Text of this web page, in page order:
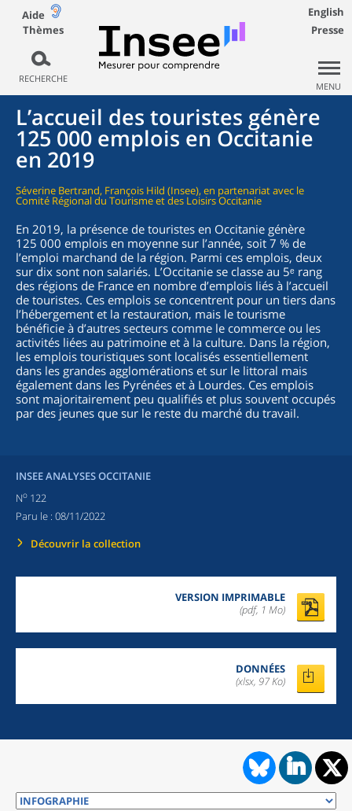
Aide
Thèmes
RECHERCHE
English
Presse
MENU
L’accueil des touristes génère
125 000 emplois en Occitanie
en 2019
Séverine Bertrand, François Hild (Insee), en partenariat avec le
Comité Régional du Tourisme et des Loisirs Occitanie
En 2019, la présence de touristes en Occitanie génère
125 000 emplois en moyenne sur l’année, soit 7 % de
l’emploi marchand de la région. Parmi ces emplois, deux
sur dix sont non salariés. L’Occitanie se classe au 5ᵉ rang
des régions de France en nombre d’emplois liés à l’accueil
de touristes. Ces emplois se concentrent pour un tiers dans
l’hébergement et la restauration, mais le tourisme
bénéficie à d’autres secteurs comme le commerce ou les
activités liées au patrimoine et à la culture. Dans la région,
les emplois touristiques sont localisés essentiellement
dans les grandes agglomérations et sur le littoral mais
également dans les Pyrénées et à Lourdes. Ces emplois
sont majoritairement peu qualifiés et plus souvent occupés
par des jeunes que sur le reste du marché du travail.
INSEE ANALYSES OCCITANIE
No 122
Paru le : 08/11/2022
Découvrir la collection
VERSION IMPRIMABLE
(pdf, 1 Mo)
DONNÉES
(xlsx, 97 Ko)